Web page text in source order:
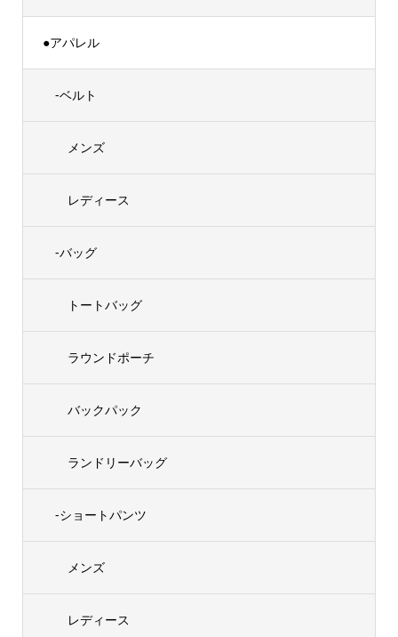
●アパレル
-ベルト
メンズ
レディース
-バッグ
トートバッグ
ラウンドポーチ
バックパック
ランドリーバッグ
-ショートパンツ
メンズ
レディース